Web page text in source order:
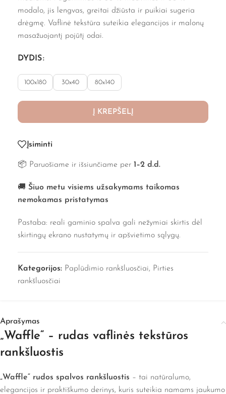
modalo, jis lengvas, greitai džiūsta ir puikiai sugeria
drėgmę. Vaflinė tekstūra suteikia elegancijos ir malonų
masažuojantį pojūtį odai.
DYDIS
100x180 30x40 80x140
Į KREPŠELĮ
Įsiminti
📦 Paruošiame ir išsiunčiame per 1–2 d.d.
🚚 Šiuo metu visiems užsakymams taikomas
nemokamas pristatymas
Pastaba: reali gaminio spalva gali nežymiai skirtis dėl
skirtingų ekrano nustatymų ir apšvietimo sąlygų.
Kategorijos: Paplūdimio rankšluosčiai, Pirties
rankšluosčiai
Aprašymas
„Waffle“ – rudas vaflinės tekstūros
rankšluostis
„Waffle“ rudos spalvos rankšluostis – tai natūralumo,
elegancijos ir praktiškumo derinys, kuris suteikia namams jaukumo